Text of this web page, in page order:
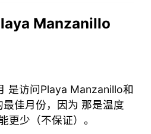
Manzanillo
是访问Playa Manzanillo和
佳月份，因为 那是温度
更少（不保证）。